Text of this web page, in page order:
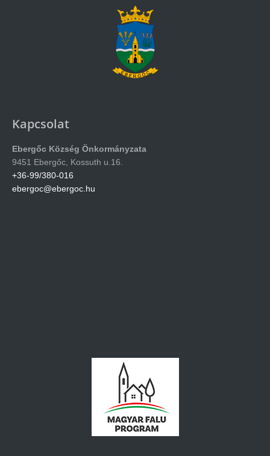
Kapcsolat
Ebergőc Község Önkormányzata
9451 Ebergőc, Kossuth u.16.
+36-99/380-016
ebergoc@ebergoc.hu